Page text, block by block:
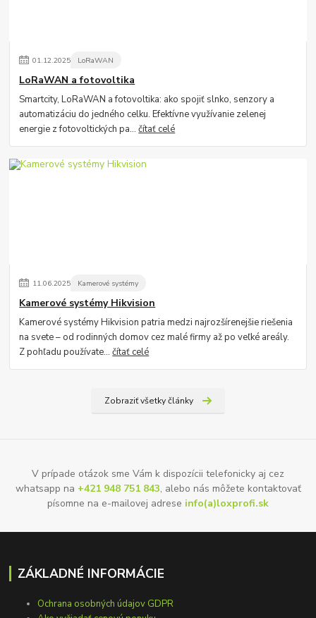
01.12.2025 LoRaWAN
LoRaWAN a fotovoltika
Smartcity, LoRaWAN a fotovoltika: ako spojiť slnko, senzory a
automatizáciu do jedného celku. Efektívne využívanie zelenej
energie z fotovoltických pa...čítať celé
11.06.2025 Kamerové systémy
Kamerové systémy Hikvision
Kamerové systémy Hikvision patria medzi najrozšírenejšie riešenia
na svete – od rodinných domov cez malé firmy až po veľké areály.
Z pohľadu používate...čítať celé
Zobraziť všetky články
V prípade otázok sme Vám k dispozícii telefonicky aj cez
whatsapp na +421 948 751 843, alebo nás môžete kontaktovať
písomne na e-mailovej adrese info(a)loxprofi.sk
ZÁKLADNÉ INFORMÁCIE
Ochrana osobných údajov GDPR